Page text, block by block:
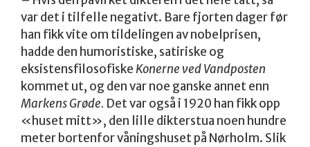
var det i tilfelle negativt. Bare fjorten dager før
han fikk vite om tildelingen av nobelprisen,
hadde den humoristiske, satiriske og
eksistensfilosofiske Konerne ved Vandposten
kommet ut, og den var noe ganske annet enn
Markens Grøde. Det var også i 1920 han fikk opp
«huset mitt», den lille dikterstua noen hundre
meter bortenfor våningshuset på Nørholm. Slik